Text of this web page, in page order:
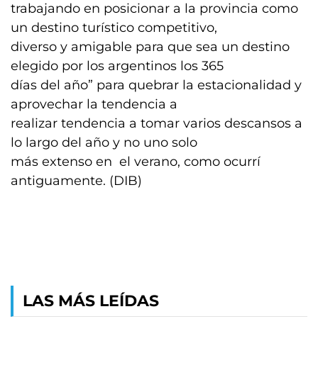
trabajando en posicionar a la provincia como
un destino turístico competitivo,
diverso y amigable para que sea un destino
elegido por los argentinos los 365
días del año” para quebrar la estacionalidad y
aprovechar la tendencia a
realizar tendencia a tomar varios descansos a
lo largo del año y no uno solo
más extenso en el verano, como ocurrí
antiguamente. (DIB)
LAS MÁS LEÍDAS